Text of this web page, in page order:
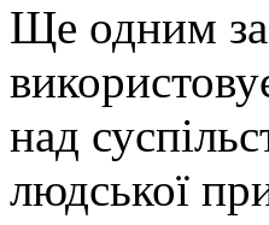
Ще одним
над
людської